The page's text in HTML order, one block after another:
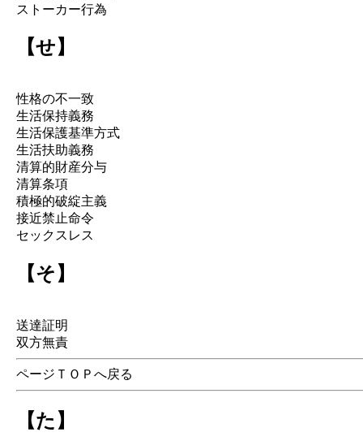
ストーカー行為
【せ】
性格の不一致
生活保持義務
生活保護基準方式
生活扶助義務
清算的財産分与
清算条項
積極的破綻主義
接近禁止命令
セックスレス
【そ】
送達証明
双方無責
ページＴＯＰへ戻る
【た】